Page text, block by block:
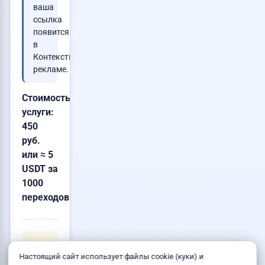
ваша
ссылка
появится
в
Контекстной
рекламе.
Стоимость
услуги:
450
руб.
или ≈ 5
USDT за
1000
переходов
Перед
тем как
нашего
Настоящий сайт использует файлы cookie (куки) и